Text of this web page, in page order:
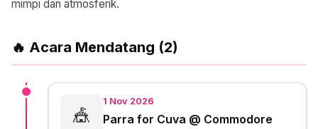
mimpi dan atmosferik.
🔥 Acara Mendatang (2)
🎪
1 Nov 2026
Parra for Cuva @ Commodore